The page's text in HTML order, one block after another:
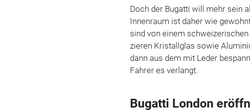
Doch der Bugatti will mehr sein
Innenraum ist daher wie
sind von einem
zieren Kristallglas sowie
dann aus dem mit Leder
Fahrer es verlangt.
Bugatti London